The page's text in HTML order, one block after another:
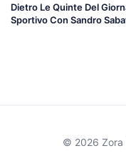
Dietro Le Quinte Del
Sportivo Con Sandro
© 2026 Zora